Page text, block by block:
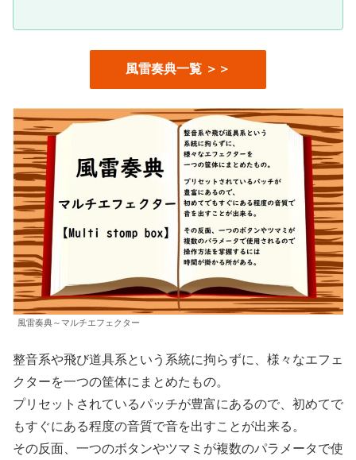
風雷奏典一覧 ＞＞
風雷奏典～マルチエフェクター
整音系や飛び道具系という系統に拘らずに、様々なエフェ
クターを一つの筐体にまとめたもの。
プリセットされているパッチが豊富にあるので、初めてで
もすぐにある程度の音質で音を出すことが出来る。
その反面、一つのボタンやツマミが複数のパラメータで使